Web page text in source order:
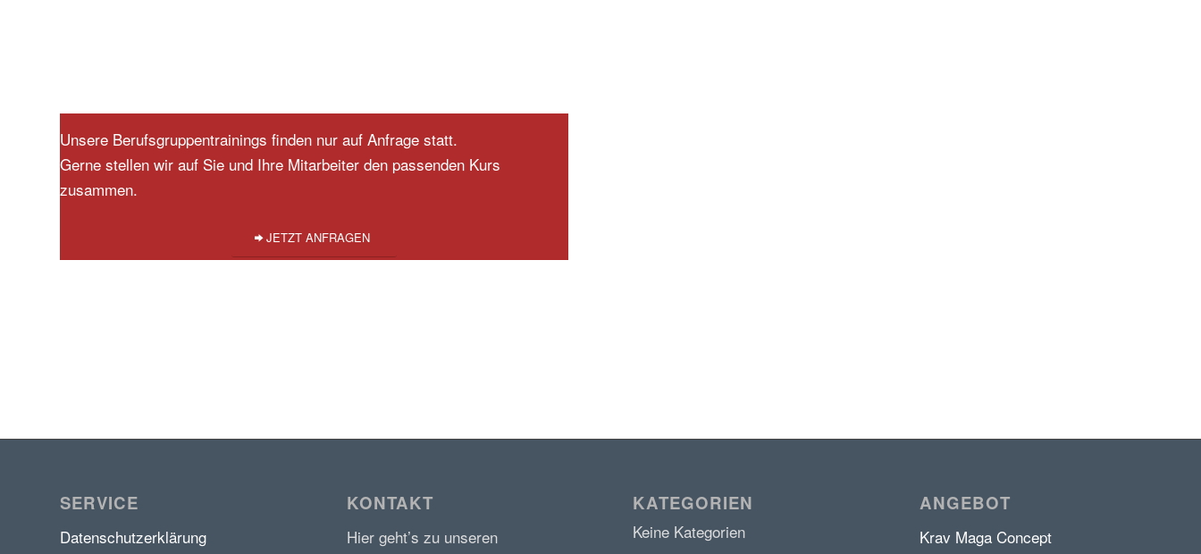
Unsere Berufsgruppentrainings finden nur auf Anfrage statt.
Gerne stellen wir auf Sie und Ihre Mitarbeiter den passenden Kurs
zusammen.
JETZT ANFRAGEN
SERVICE
Datenschutzerklärung
KONTAKT
Hier geht’s zu unseren
KATEGORIEN
Keine Kategorien
ANGEBOT
Krav Maga Concept